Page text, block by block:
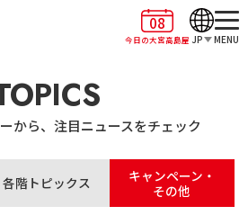
08
今日の大宮高島屋 JP MENU
から、注目ニュースをチェック
各階トピックス
キャンペーン・
その他